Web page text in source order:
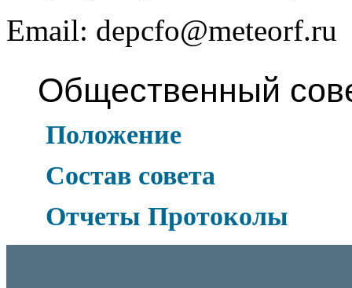
Email: depcfo@meteorf.ru
Общественный
Положение
Состав совета
Отчеты Протоколы